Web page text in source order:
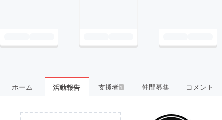
ホーム 活動報告 支援者 1 仲間募集 コメント